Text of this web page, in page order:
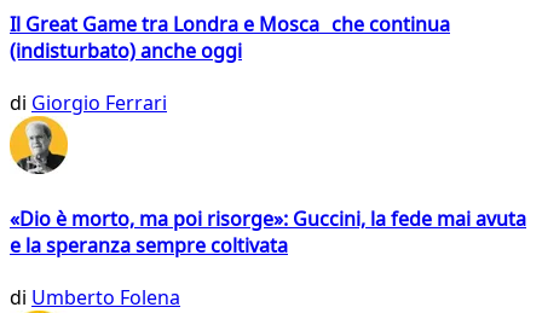
Il Great Game tra Londra e Mosca che continua
(indisturbato) anche oggi
di Giorgio Ferrari
«Dio è morto, ma poi risorge»: Guccini, la fede mai avuta
e la speranza sempre coltivata
di Umberto Folena